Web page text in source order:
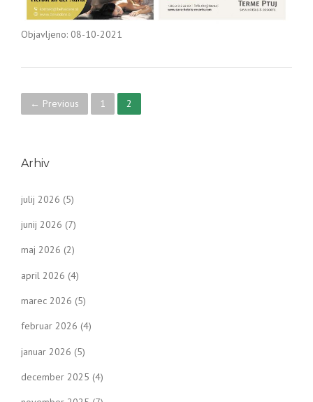
Objavljeno: 08-10-2021
P
s
t
s
n
a
v
i
g
a
← Previous 1 2
Arhiv
julij 2026 (5)
junij 2026 (7)
maj 2026 (2)
april 2026 (4)
marec 2026 (5)
februar 2026 (4)
januar 2026 (5)
december 2025 (4)